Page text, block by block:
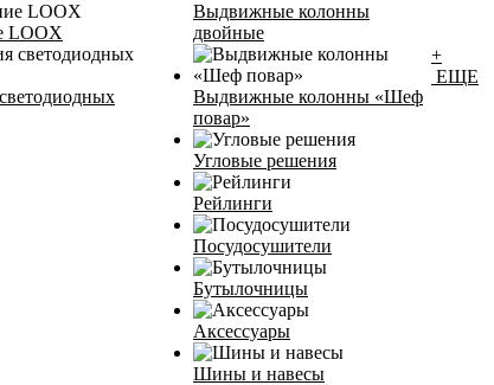
LOOX
Выдвижные колонны
двойные
Bыдвижные колонны «Шеф
повар»
Угловые решения
Рейлинги
Посудосушители
Бутылочницы
Аксессуары
Шины и навесы
+
ЕЩЕ